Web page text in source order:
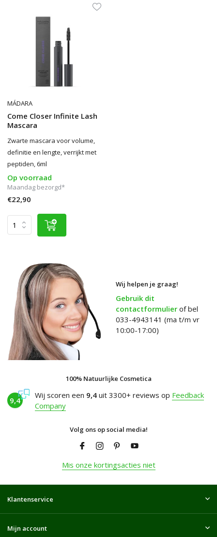
MÁDARA
Come Closer Infinite Lash
Mascara
Zwarte mascara voor volume,
definitie en lengte, verrijkt met
peptiden, 6ml
Op voorraad
Maandag bezorgd*
€22,90
Wij helpen je graag!
Gebruik dit
contactformulier of bel
033-4943141 (ma t/m vr
10:00-17:00)
100% Natuurlijke Cosmetica
9,4
Wij scoren een 9,4 uit 3300+ reviews op Feedback
Company
Volg ons op social media!
Mis onze kortingsacties niet
Klantenservice
Mijn account